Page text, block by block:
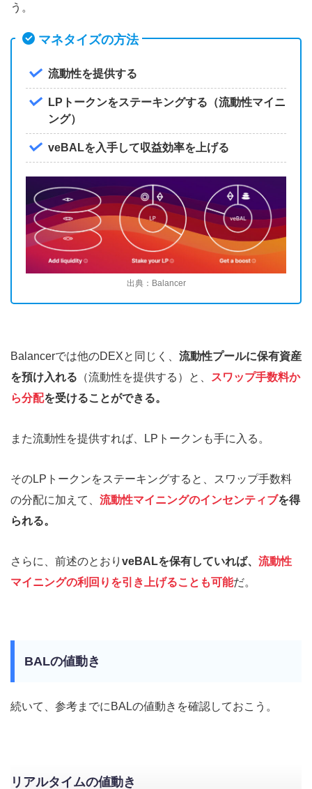
う。
マネタイズの方法
流動性を提供する
LPトークンをステーキングする（流動性マイニ
ング）
veBALを入手して収益効率を上げる
出典：Balancer
Balancerでは他のDEXと同じく、 流動性プールに保有資産
を預け入れる （流動性を提供する）と、 スワップ手数料か
ら分配を受けることができる。
また流動性を提供すれば、LPトークンも手に入る。
そのLPトークンをステーキングすると、スワップ手数料
の分配に加えて、 流動性マイニングのインセンティブを得
られる。
さらに、前述のとおり veBALを保有していれば、 流動性
マイニングの利回りを引き上げることも可能だ。
BALの値動き
続いて、参考までにBALの値動きを確認しておこう。
リアルタイムの値動き